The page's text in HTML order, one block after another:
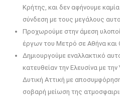
Κρήτης, και δεν αφήνουμε
σύνδεση με τους μεγάλους
Προχωρούμε στην άμεση
έργων του Μετρό σε Αθήνα και
Δημιουργούμε εναλλακτικό
κατευθείαν την Ελευσίνα με
Δυτική Αττική με
σοβαρή μείωση της